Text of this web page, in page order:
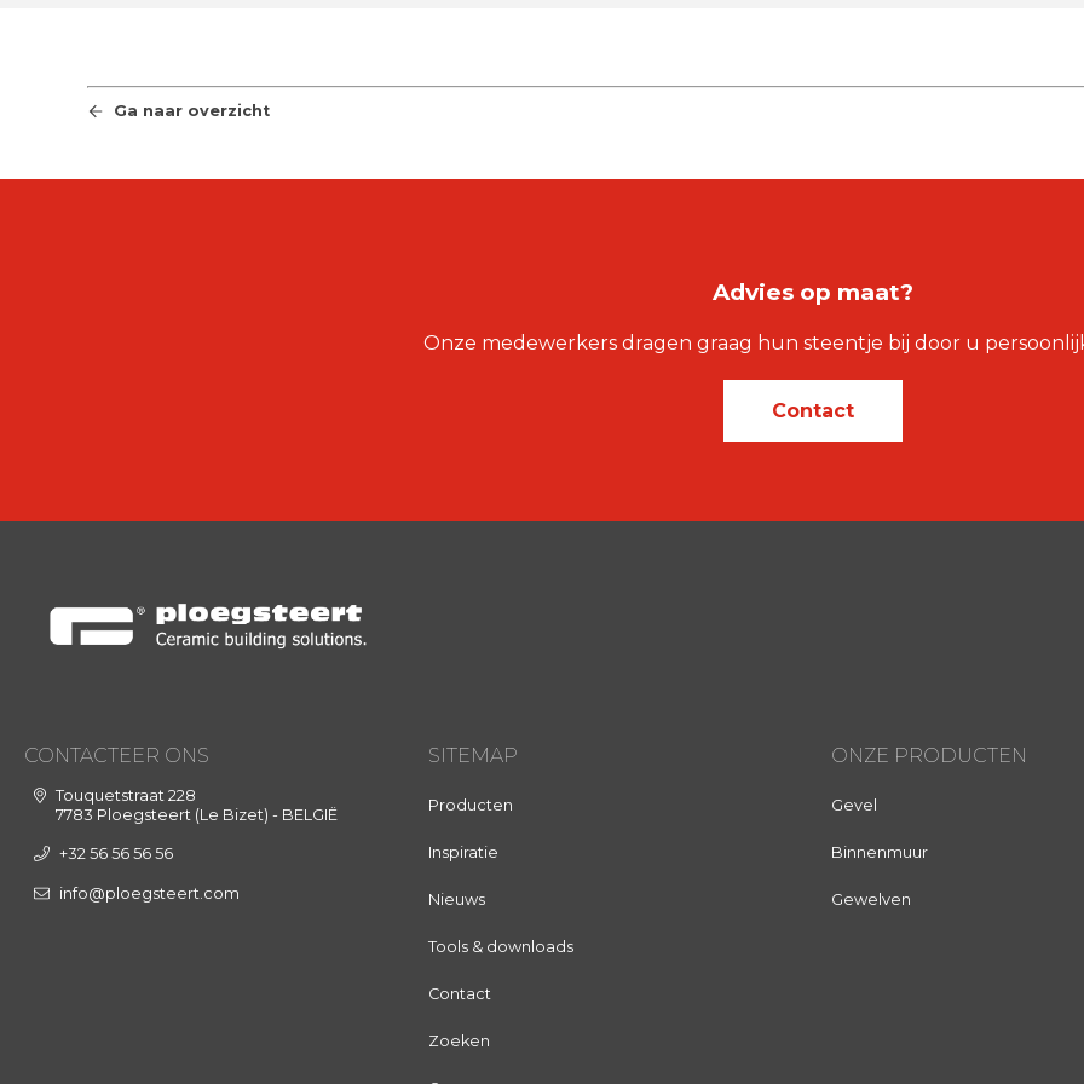
Ga naar overzicht
Advies op maat?
Onze medewerkers dragen graag hun steentje bij door u
Contact
CONTACTEER ONS
Touquetstraat 228
7783 Ploegsteert (Le Bizet) - BELGIË
+32 56 56 56 56
info@ploegsteert.com
SITEMAP
Producten
Inspiratie
Nieuws
Tools & downloads
Contact
Zoeken
ONZE PRODUCTEN
Gevel
Binnenmuur
Gewelven